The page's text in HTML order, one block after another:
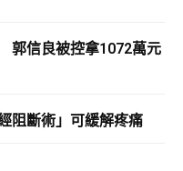
郭信良被控拿1072萬元
阻斷術」可緩解疼痛